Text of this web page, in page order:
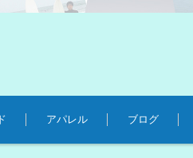
アパレル ブログ